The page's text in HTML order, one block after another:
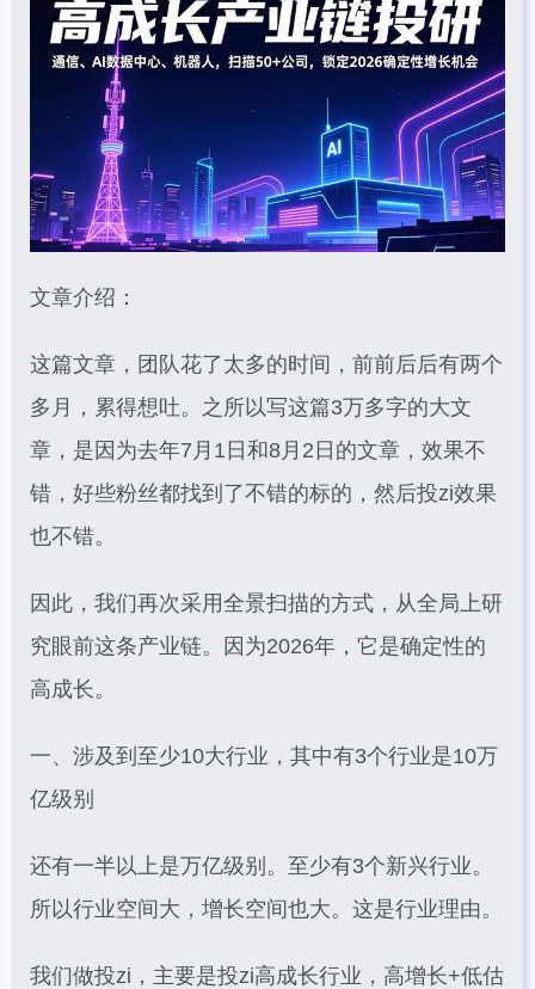
文章介绍：
这篇文章，团队花了太多的时间，前前后后有两个
多月，累得想吐。之所以写这篇3万多字的大文
章，是因为去年7月1日和8月2日的文章，效果不
错，好些粉丝都找到了不错的标的，然后投zi效果
也不错。
因此，我们再次采用全景扫描的方式，从全局上研
究眼前这条产业链。因为2026年，它是确定性的
高成长。
一、涉及到至少10大行业，其中有3个行业是10万
亿级别
还有一半以上是万亿级别。至少有3个新兴行业。
所以行业空间大，增长空间也大。这是行业理由。
我们做投zi，主要是投zi高成长行业，高增长+低估